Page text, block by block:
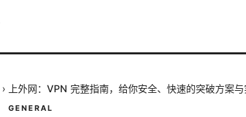
› 上外网：VPN 完整指南，给你安全、快速的突破方案
GENERAL